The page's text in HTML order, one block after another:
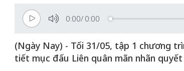
0:00/ 0:00
(Ngày Nay) - Tối 31/05, tập 1 chương
tiết mục đấu Liên quân mãn nhãn